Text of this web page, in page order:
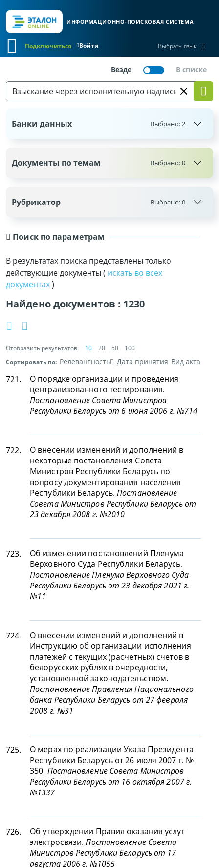
ИНФОРМАЦИОННО-ПОИСКОВАЯ СИСТЕМА
Войти
Подключиться Выбрать язык
Поиск по параметрам
В результатах поиска представлены только
действующие документы ( искать во всех
документах)
Найдено документов : 1230
Отобразить результатов: 10 20 50
100
Сортировать по: Релевантность Дата принятия Вид акта
721.
О порядке организации и проведения
централизованного тестирования.
Постановление Совета Министров
Республики Беларусь от 6 июня 2006 г. №714
722.
О внесении изменений и дополнений в
некоторые постановления Совета
Министров Республики Беларусь по
вопросу документирования населения
Республики Беларусь.Постановление
Совета Министров Республики Беларусь от
23 декабря 2008 г. №2010
723.
Об изменении постановлений Пленума
Верховного Суда Республики Беларусь.
Постановление Пленума Верховного Суда
Республики Беларусь от 23 декабря 2021 г.
№11
724.
О внесении изменений и дополнений в
Инструкцию об организации исполнения
платежей с текущих (расчетных) счетов в
белорусских рублях в очередности,
установленной законодательством.
Постановление Правления Национального
банка Республики Беларусь от 27 февраля
2008 г. №31
725.
О мерах по реализации Указа Президента
Республики Беларусь от 26 июля 2007 г. №
350. Постановление Совета Министров
Республики Беларусь от 16 октября 2007 г.
№1337
726.
Об утверждении Правил оказания услуг
электросвязи.Постановление Совета
Министров Республики Беларусь от 17
августа 2006 г. №1055
Банки данных Выбрано:2
Документы по темам Выбрано:0
Рубрикатор Выбрано:0